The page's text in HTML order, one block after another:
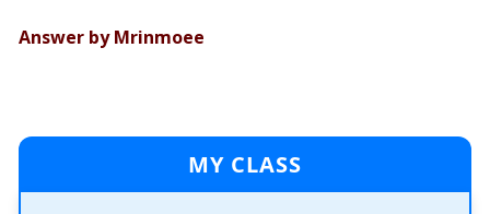
Answer by Mrinmoee
MY CLASS